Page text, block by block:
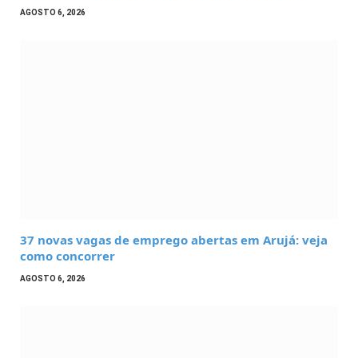
AGOSTO 6, 2026
37 novas vagas de emprego abertas em Arujá: veja
como concorrer
AGOSTO 6, 2026